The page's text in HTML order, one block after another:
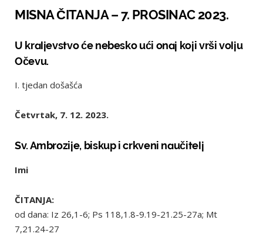
MISNA ČITANJA – 7. PROSINAC 2023.
U kraljevstvo će nebesko ući onaj koji vrši volju
Očevu.
I. tjedan došašća
Četvrtak, 7. 12. 2023.
Sv. Ambrozije, biskup i crkveni naučitelj
Imi
ČITANJA:
od dana: Iz 26,1-6; Ps 118,1.8-9.19-21.25-27a; Mt
7,21.24-27